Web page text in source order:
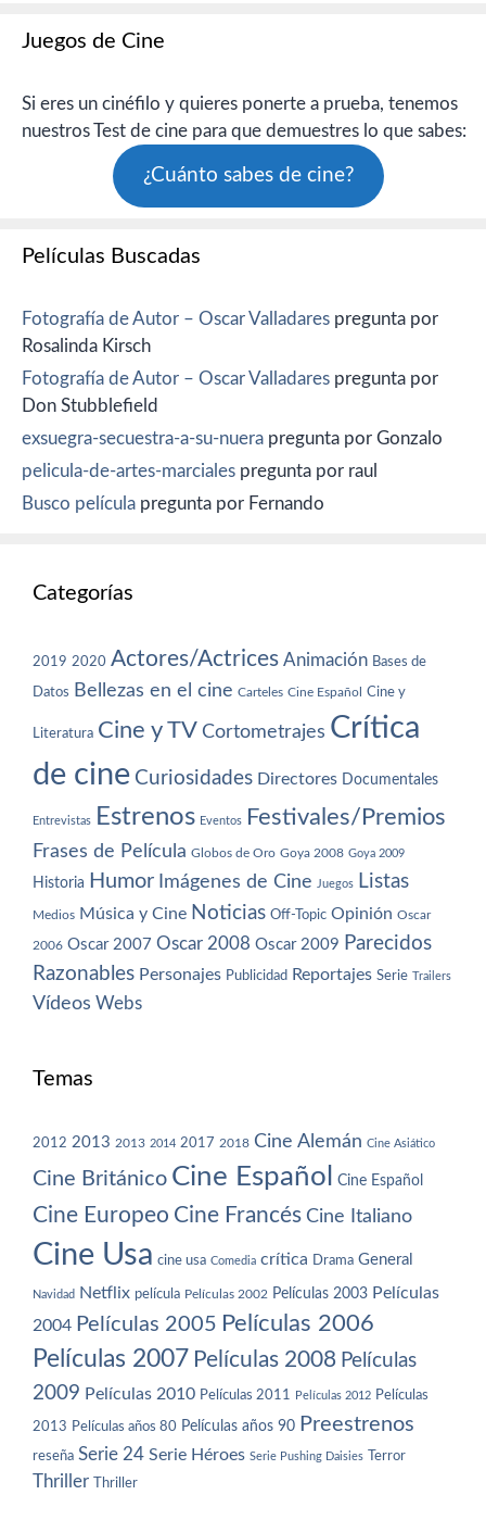
Juegos de Cine
Si eres un cinéfilo y quieres ponerte a prueba, tenemos
nuestros Test de cine para que demuestres lo que sabes:
¿Cuánto sabes de cine?
Películas Buscadas
Fotografía de Autor – Oscar Valladares pregunta por
Rosalinda Kirsch
Fotografía de Autor – Oscar Valladares pregunta por
Don Stubblefield
exsuegra-secuestra-a-su-nuera pregunta por Gonzalo
pelicula-de-artes-marciales pregunta por raul
Busco película pregunta por Fernando
Categorías
2019 2020 Actores/Actrices Animación Bases de
Datos Bellezas en el cine Carteles Cine Español Cine y
Literatura Cine y TV Cortometrajes Crítica
de cine Curiosidades Directores Documentales
Entrevistas Estrenos Eventos Festivales/Premios
Frases de Película Globos de Oro Goya 2008 Goya 2009
Historia Humor Imágenes de Cine Juegos Listas
Medios Música y Cine Noticias Off-Topic Opinión Oscar
2006 Oscar 2007 Oscar 2008 Oscar 2009 Parecidos
Razonables Personajes Publicidad Reportajes Serie Trailers
Vídeos Webs
Temas
2012 2013 2013 2014 2017 2018 Cine Alemán Cine Asiático
Cine Británico Cine Español Cine Español
Cine Europeo Cine Francés Cine Italiano
Cine Usa cine usa Comedia crítica Drama General
Navidad Netflix película Películas 2002 Películas 2003 Películas
2004 Películas 2005 Películas 2006
Películas 2007 Películas 2008 Películas
2009 Películas 2010 Películas 2011 Películas 2012 Películas
2013 Películas años 80 Películas años 90 Preestrenos
reseña Serie 24 Serie Héroes Serie Pushing Daisies Terror
Thriller Thriller